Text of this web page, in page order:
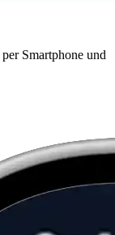
Smartphone und